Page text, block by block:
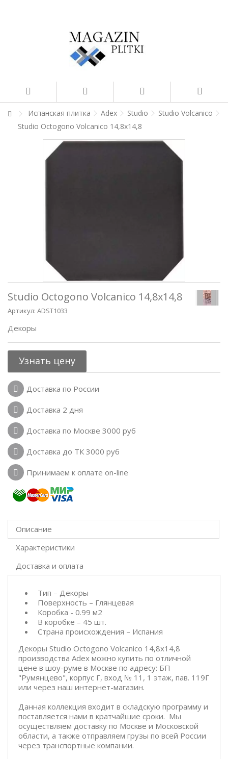
Испанская плитка Adex Studio
Studio Volcanico
Studio Octogono Volcanico 14,8x14,8
Studio Octogono Volcanico 14,8x14,8
Артикул: ADST1033
Декоры
Узнать цену
Доставка по России
Доставка 2 дня
Доставка по Москве 3000 руб
Доставка до ТК 3000 руб
Принимаем к оплате on-line
Описание
Характеристики
Доставка и оплата
Тип – Декоры
Поверхность – Глянцевая
Коробка - 0.99 м2
В коробке – 45 шт.
Страна происхождения – Испания
Декоры Studio Octogono Volcanico 14,8x14,8
производства Adex можно купить по отличной
цене в шоу-руме в Москве по адресу: БП
"Румянцево", корпус Г, вход № 11, 1 этаж, пав. 119Г
или через наш интернет-магазин.
Данная коллекция входит в складскую программу и
поставляется нами в кратчайшие сроки. Мы
осуществляем доставку по Москве и Московской
области, а также отправляем грузы по всей России
через транспортные компании.